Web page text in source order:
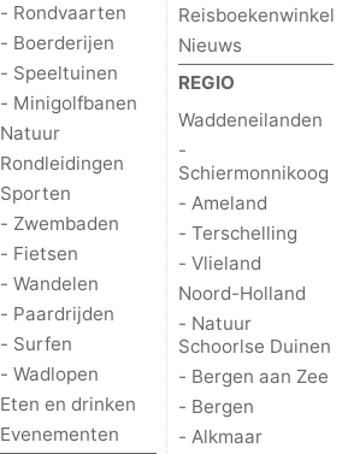
- Rondvaarten
- Boerderijen
- Speeltuinen
- Minigolfbanen
Natuur
Rondleidingen
Sporten
- Zwembaden
- Fietsen
- Wandelen
- Paardrijden
- Surfen
- Wadlopen
Eten en drinken
Evenementen
Reisboekenwinkel
Nieuws
REGIO
Waddeneilanden
-
Schiermonnikoog
- Ameland
- Terschelling
- Vlieland
Noord-Holland
- Natuur
Schoorlse Duinen
- Bergen aan Zee
- Bergen
- Alkmaar